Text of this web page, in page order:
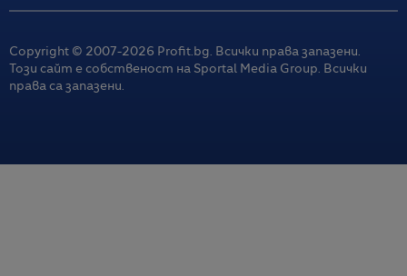
Copyright © 2007-2026 Profit.bg. Всички права запазени.
Този сайт е собственост на Sportal Media Group. Всички
права са запазени.